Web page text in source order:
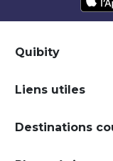
Quibity
Liens utiles
Destinations